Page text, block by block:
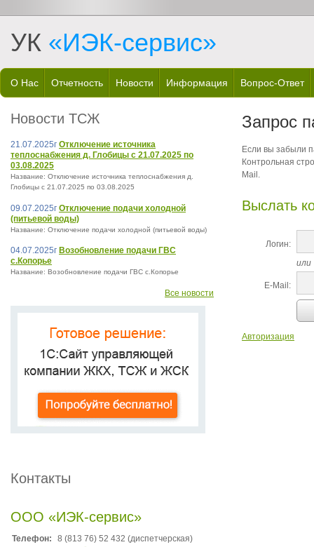
УК «ИЭК-сервис»
О Нас Отчетность Новости Информация Вопрос-Ответ
Новости ТСЖ
21.07.2025г Отключение источника
теплоснабжения д. Глобицы с 21.07.2025 по
03.08.2025
Название: Отключение источника теплоснабжения д.
Глобицы с 21.07.2025 по 03.08.2025
09.07.2025г Отключение подачи холодной
(питьевой воды)
Название: Отключение подачи холодной (питьевой воды)
04.07.2025г Возобновление подачи ГВС
с.Копорье
Название: Возобновление подачи ГВС с.Копорье
Все новости
Контакты
ООО «ИЭК-сервис»
Телефон:
8 (813 76) 52 432 (диспетчерская)
Запрос
Если вы забыли
Контрольная
Mail.
Выслать
Логин:
или
E-Mail:
Авторизация